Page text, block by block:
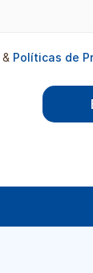
& Políticas de